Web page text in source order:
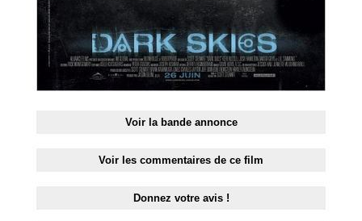
CONTACT
Voir la bande annonce
Voir les commentaires de ce film
Donnez votre avis !